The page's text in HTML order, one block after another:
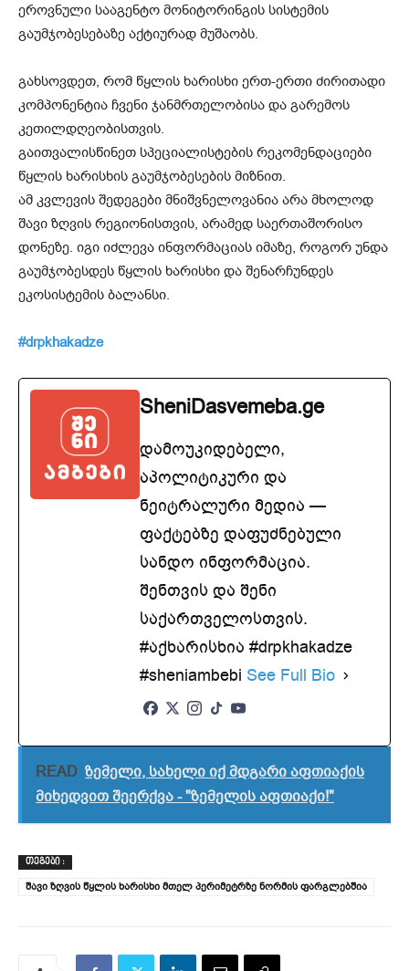
ეროვნული სააგენტო მონიტორინგის სისტემის
გაუმჯობესებაზე აქტიურად მუშაობს.
გახსოვდეთ, რომ წყლის ხარისხი ერთ-ერთი ძირითადი
კომპონენტია ჩვენი ჯანმრთელობისა და გარემოს
კეთილდღეობისთვის.
გაითვალისწინეთ სპეციალისტების რეკომენდაციები
წყლის ხარისხის გაუმჯობესების მიზნით.
ამ კვლევის შედეგები მნიშვნელოვანია არა მხოლოდ
შავი ზღვის რეგიონისთვის, არამედ საერთაშორისო
დონეზე. იგი იძლევა ინფორმაციას იმაზე, როგორ უნდა
გაუმჯობესდეს წყლის ხარისხი და შენარჩუნდეს
ეკოსისტემის ბალანსი.
#drpkhakadze
SheniDasvemeba.ge
დამოუკიდებელი,
აპოლიტიკური და
ნეიტრალური მედია —
ფაქტებზე დაფუძნებული
სანდო ინფორმაცია.
შენთვის და შენი
საქართველოსთვის.
#აქხარისხია #drpkhakadze
#sheniambebi See Full Bio
READ ზემელი, სა­ხე­ლი იქ მდგა­რი აფ­თი­ა­ქის
მი­ხედ­ვით შე­ერ­ქვა - "ზემელის აფთიაქი!"
ᲗᲔᲒᲔᲑᲘ :
შავი ზღვის წყლის ხარისხი მთელ პერიმეტრზე ნორმის ფარგლებშია